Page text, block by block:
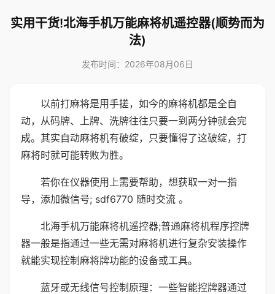
实用干货!北海手机万能麻将机遥控器(顺势而为
法)
发布时间：2026年08月06日
以前打麻将是用手搓，如今的麻将机都是全自
动，从码牌、上牌、洗牌往往只要一到两分钟就会完
成。其实自动麻将机有破绽，只要懂得了这破绽，打
麻将时就可能转败为胜。
若你在仪器使用上需要帮助，想获取一对一指
导，添加微信号; sdf6770 随时交流 。
北海手机万能麻将机遥控器;普通麻将机程序控牌
器一般是指通过一些无需对麻将机进行复杂安装操作
就能实现控制麻将牌功能的设备或工具。
蓝牙或无线信号控制原理：一些智能控牌器通过